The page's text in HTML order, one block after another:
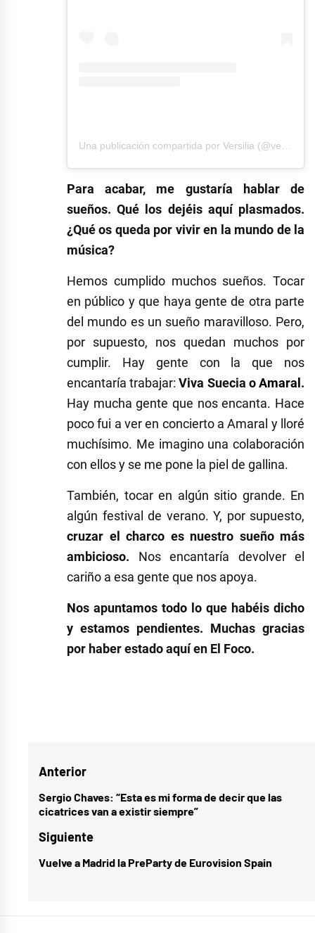
Una publicación compartida por Versilia (@versiliamusic)
Para acabar, me gustaría hablar de
sueños. Qué los dejéis aquí plasmados.
¿Qué os queda por vivir en la mundo de la
música?
Hemos cumplido muchos sueños. Tocar
en público y que haya gente de otra parte
del mundo es un sueño maravilloso. Pero,
por supuesto, nos quedan muchos por
cumplir. Hay gente con la que nos
encantaría trabajar:Viva Suecia oAmaral .
Hay mucha gente que nos encanta. Hace
poco fui a ver en concierto a Amaral y lloré
muchísimo. Me imagino una colaboración
con ellos y se me pone la piel de gallina.
También, tocar en algún sitio grande. En
algún festival de verano. Y, por supuesto,
cruzar el charco es nuestro sueño más
ambicioso. Nos encantaría devolver el
cariño a esa gente que nos apoya.
Nos apuntamos todo lo que habéis dicho
y estamos pendientes. Muchas gracias
por haber estado aquí en El Foco.
Navegación
de
Anterior
Entrada
anterior:
Sergio Chaves: “Esta es mi forma de decir que las
cicatrices van a existir siempre”
Siguiente
Entrada
Vuelve a Madrid la PreParty de Eurovision Spain